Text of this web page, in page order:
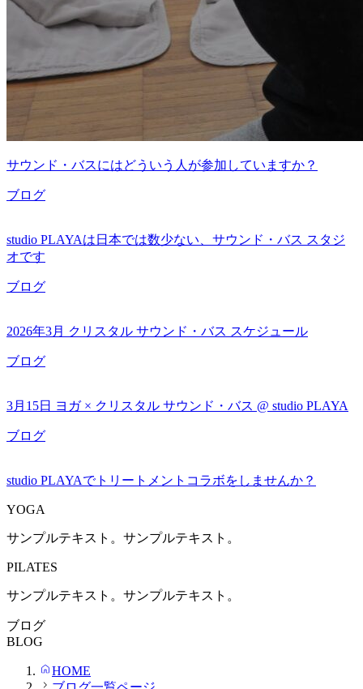
サウンド・バスにはどういう人が参加していますか？
ブログ
studio PLAYAは日本では数少ない、サウンド・バス スタジ
オです
ブログ
2026年3月 クリスタル サウンド・バス スケジュール
ブログ
3月15日 ヨガ × クリスタル サウンド・バス @ studio PLAYA
ブログ
studio PLAYAでトリートメントコラボをしませんか？
YOGA
サンプルテキスト。サンプルテキスト。
PILATES
サンプルテキスト。サンプルテキスト。
ブログ
BLOG
HOME